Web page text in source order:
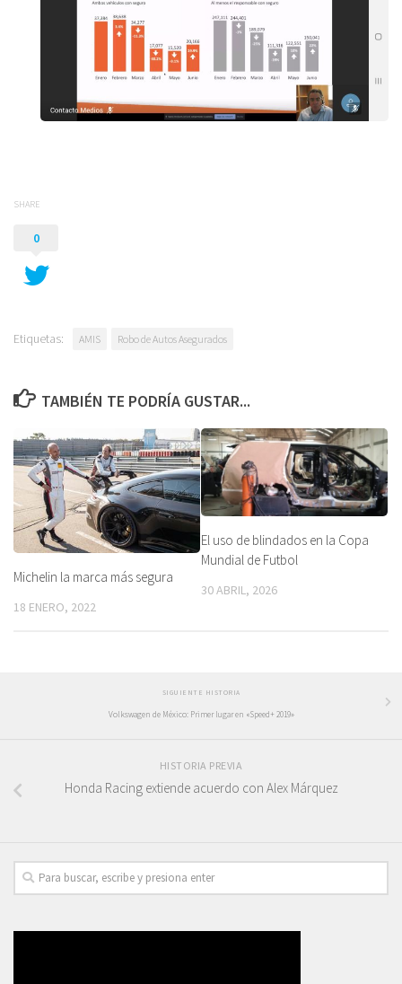
SHARE
0
Etiquetas: AMIS Robo de Autos Asegurados
TAMBIÉN TE PODRÍA GUSTAR...
Michelin la marca más segura
18 ENERO, 2022
El uso de blindados en la Copa
Mundial de Futbol
30 ABRIL, 2026
SIGUIENTE HISTORIA
Volkswagen de México: Primer lugar en «Speed+ 2019»
HISTORIA PREVIA
Honda Racing extiende acuerdo con Alex Márquez